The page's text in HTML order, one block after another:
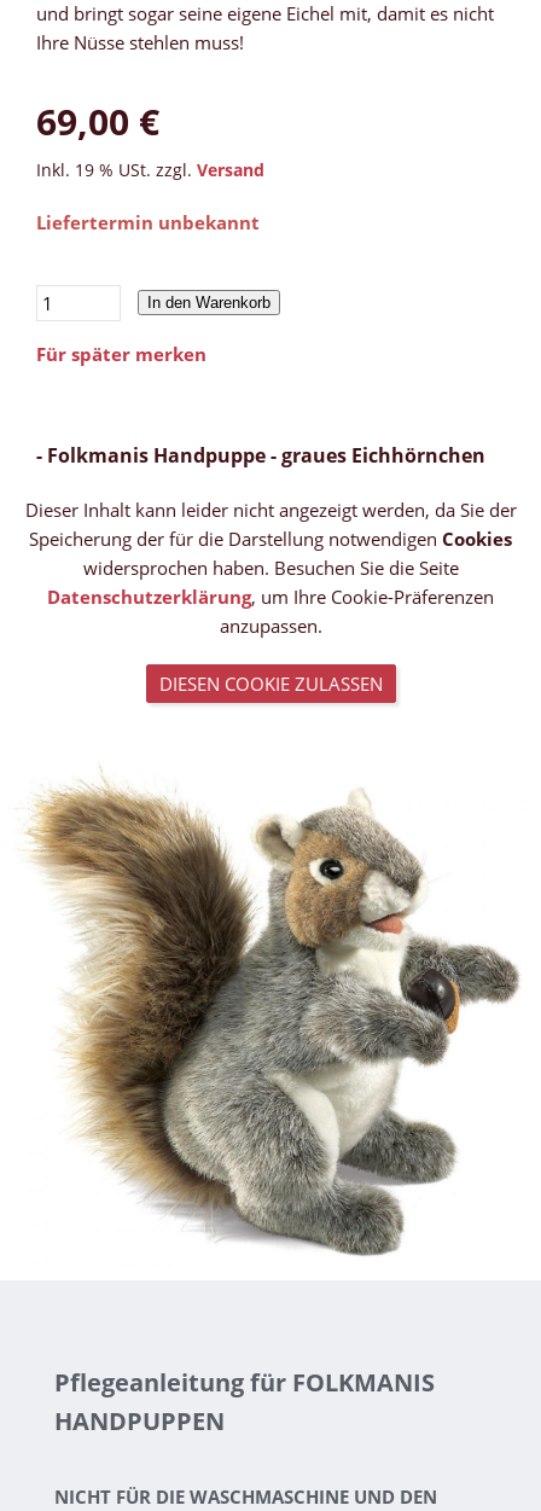
und bringt sogar seine eigene Eichel mit, damit es nicht
Ihre Nüsse stehlen muss!
69,00 €
Inkl. 19 % USt. zzgl. Versand
Liefertermin unbekannt
In den Warenkorb
Für später merken
- Folkmanis Handpuppe - graues Eichhörnchen
Dieser Inhalt kann leider nicht angezeigt werden, da Sie der
Speicherung der für die Darstellung notwendigen Cookies
widersprochen haben. Besuchen Sie die Seite
Datenschutzerklärung, um Ihre Cookie-Präferenzen
anzupassen.
DIESEN COOKIE ZULASSEN
Pflegeanleitung für FOLKMANIS
HANDPUPPEN
NICHT FÜR DIE WASCHMASCHINE UND DEN